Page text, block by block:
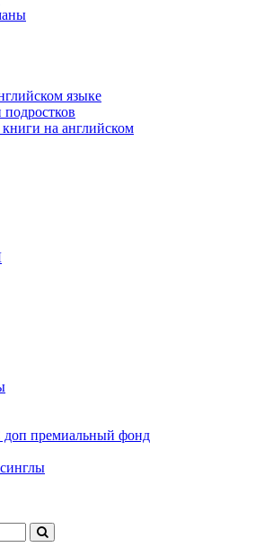
языке
подростков
на английском
доп премиальный фонд